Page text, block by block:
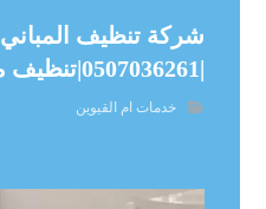
شركة تنظيف المباني
|0507036261|تنظيف منازل
خدمات ام القيوين